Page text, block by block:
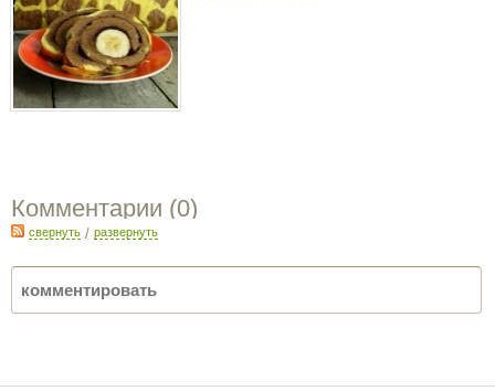
Комментарии (0)
свернуть / развернуть